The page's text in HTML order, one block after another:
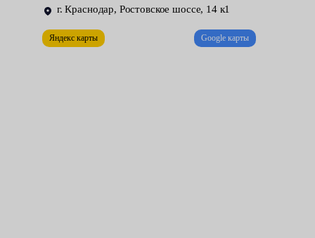
Замена производится для обеспечения надежности крепления
колес и безопасности передвижения, когда ремонт
г. Краснодар, Ростовское шоссе, 14 к1
Яндекс карты Google карты